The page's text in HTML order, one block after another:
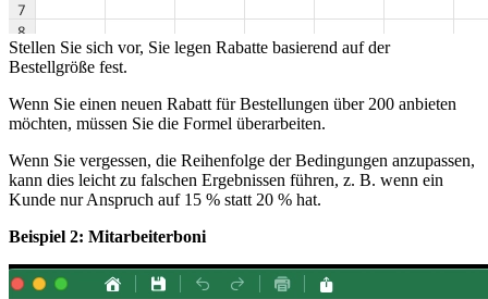
Stellen Sie sich vor, Sie legen Rabatte basierend auf der
Bestellgröße fest.
Wenn Sie einen neuen Rabatt für Bestellungen über 200 anbieten
möchten, müssen Sie die Formel überarbeiten.
Wenn Sie vergessen, die Reihenfolge der Bedingungen anzupassen,
kann dies leicht zu falschen Ergebnissen führen, z. B. wenn ein
Kunde nur Anspruch auf 15 % statt 20 % hat.
Beispiel 2: Mitarbeiterboni